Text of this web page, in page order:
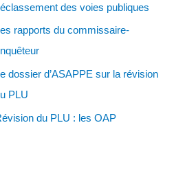
des voies publiques
rapports du commissaire-
dossier d’ASAPPE sur la révision
PLU
du PLU : les OAP